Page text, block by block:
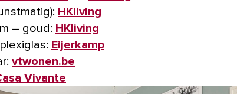
HKliving
– goud: HKliving
Eijerkamp
vtwonen.be
Vivante